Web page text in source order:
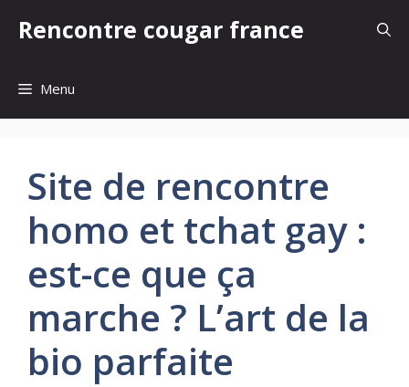
Rencontre cougar france
Menu
Site de rencontre
homo et tchat gay :
est-ce que ça
marche ? L’art de la
bio parfaite